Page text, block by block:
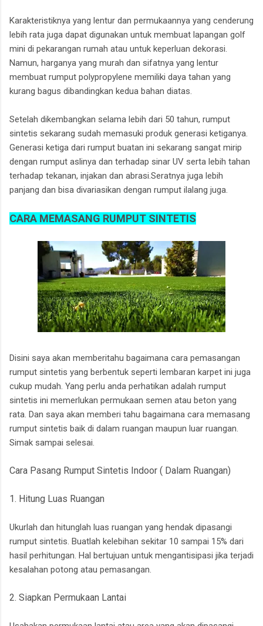
Karakteristiknya yang lentur dan permukaannya yang cenderung
lebih rata juga dapat digunakan untuk membuat lapangan golf
mini di pekarangan rumah atau untuk keperluan dekorasi.
Namun, harganya yang murah dan sifatnya yang lentur
membuat rumput polypropylene memiliki daya tahan yang
kurang bagus dibandingkan kedua bahan diatas.
Setelah dikembangkan selama lebih dari 50 tahun, rumput
sintetis sekarang sudah memasuki produk generasi ketiganya.
Generasi ketiga dari rumput buatan ini sekarang sangat mirip
dengan rumput aslinya dan terhadap sinar UV serta lebih tahan
terhadap tekanan, injakan dan abrasi.Seratnya juga lebih
panjang dan bisa divariasikan dengan rumput ilalang juga.
CARA MEMASANG RUMPUT SINTETIS
Disini saya akan memberitahu bagaimana cara pemasangan
rumput sintetis yang berbentuk seperti lembaran karpet ini juga
cukup mudah. Yang perlu anda perhatikan adalah rumput
sintetis ini memerlukan permukaan semen atau beton yang
rata. Dan saya akan memberi tahu bagaimana cara memasang
rumput sintetis baik di dalam ruangan maupun luar ruangan.
Simak sampai selesai.
Cara Pasang Rumput Sintetis Indoor ( Dalam Ruangan)
1. Hitung Luas Ruangan
Ukurlah dan hitunglah luas ruangan yang hendak dipasangi
rumput sintetis. Buatlah kelebihan sekitar 10 sampai 15% dari
hasil perhitungan. Hal bertujuan untuk mengantisipasi jika terjadi
kesalahan potong atau pemasangan.
2. Siapkan Permukaan Lantai